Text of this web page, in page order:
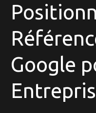
Google